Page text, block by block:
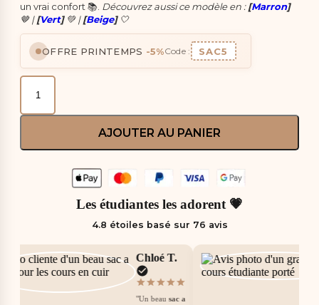
un vrai confort 📚. Découvrez aussi ce modèle en :[Marron]
🤎 |[Vert]💚 |[Beige]🤍
OFFRE PRINTEMPS -5%Code : SAC5
AJOUTER AU PANIER
Les étudiantes les adorent 💗
4.8 étoiles basé sur 76 avis
Chloé T.
"Un beausac a